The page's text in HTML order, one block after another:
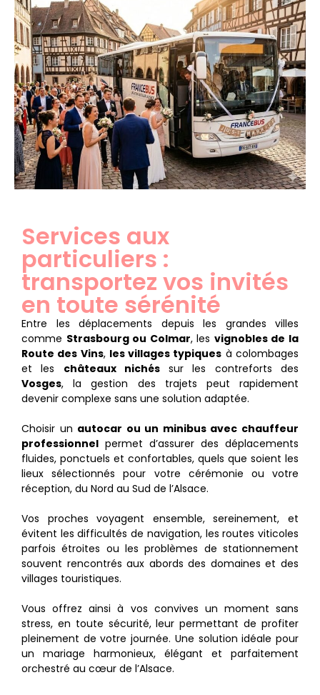
Services aux
particuliers :
transportez vos invités
en toute sérénité
Entre les déplacements depuis les grandes villes
comme Strasbourg ou Colmar, les vignobles de la
Route des Vins, les villages typiques à colombages
et les châteaux nichéssur les contreforts des
Vosges, la gestion des trajets peut rapidement
devenir complexe sans une solution adaptée.
Choisir un autocar ou un minibus avec chauffeur
professionnel permet d’assurer des déplacements
fluides, ponctuels et confortables, quels que soient les
lieux sélectionnés pour votre cérémonie ou votre
réception, du Nord au Sud de l’Alsace.
Vos proches voyagent ensemble, sereinement, et
évitent les difficultés de navigation, les routes viticoles
parfois étroites ou les problèmes de stationnement
souvent rencontrés aux abords des domaines et des
villages touristiques.
Vous offrez ainsi à vos convives un moment sans
stress, en toute sécurité, leur permettant de profiter
pleinement de votre journée. Une solution idéale pour
un mariage harmonieux, élégant et parfaitement
orchestré au cœur de l’Alsace.